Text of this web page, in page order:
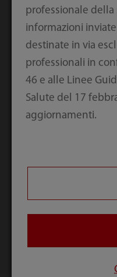
professionale della
informazioni
destinate in via
professionali in
46 e alle Linee
Salute del 17
aggiornamenti.